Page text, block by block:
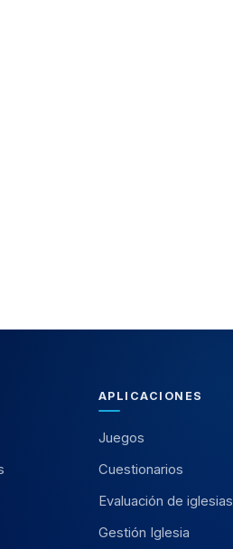
APLICACIONES
Juegos
Cuestionarios
Evaluación de iglesias
Gestión Iglesia